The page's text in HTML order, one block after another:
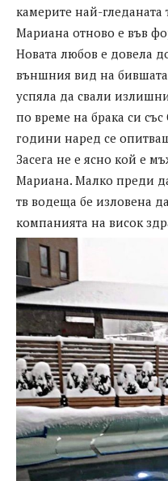
камерите най-гледаната
Мариана отново е във
Новата любов е довела
външния вид на
успяла да свали
по време на брака си
години наред се
Засега не е ясно кой е
Мариана. Малко преди
тв водеща бе изловена
компанията на висок